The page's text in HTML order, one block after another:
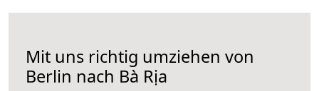
Mit uns richtig umziehen von
Berlin nach Bà Rịa